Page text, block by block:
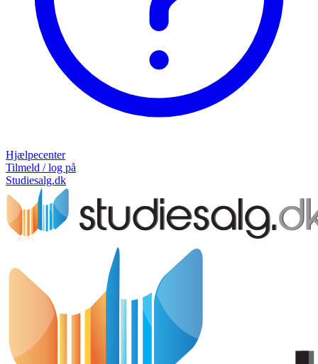
Hjælpecenter
Tilmeld / log på
Studiesalg.dk